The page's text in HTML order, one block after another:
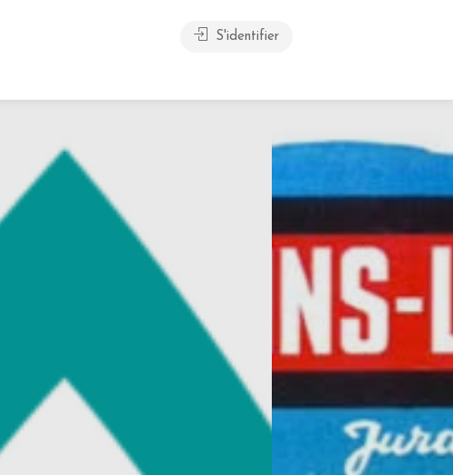
S'identifier